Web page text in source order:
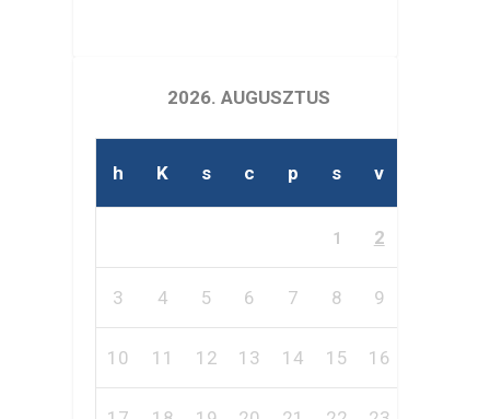
2026. AUGUSZTUS
h K s c p s v
1 2
3 4 5 6 7 8 9
10 11 12 13 14 15 16